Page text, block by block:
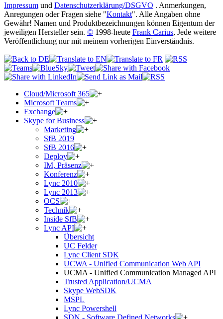
Impressum und Datenschutzerklärung/DSGVO . Anmerkungen,
Anregungen oder Fragen siehe "Kontakt". Alle Angaben ohne
Gewähr! Namen und Produktbezeichnungen können Eigentum der
jeweiligen Hersteller sein. © 1998-heute Frank Carius, Jede weitere
Veröffentlichung nur mit meinem vorherigen Einverständnis.
Cloud/Microsoft 365
Microsoft Teams
Exchange
Skype for Business
Marketing
SfB 2019
SfB 2016
Deploy
IM, Präsenz
Konferenz
Lync 2010
Lync 2013
OCS
Technik
Inside SfB
Lync API
Übersicht
UC Felder
Lync Client SDK
UCWA - Unified Communication Web API
UCMA - Unified Communication Managed API
Trusted Application/UCMA
Skype WebSDK
MSPL
Lync Powershell